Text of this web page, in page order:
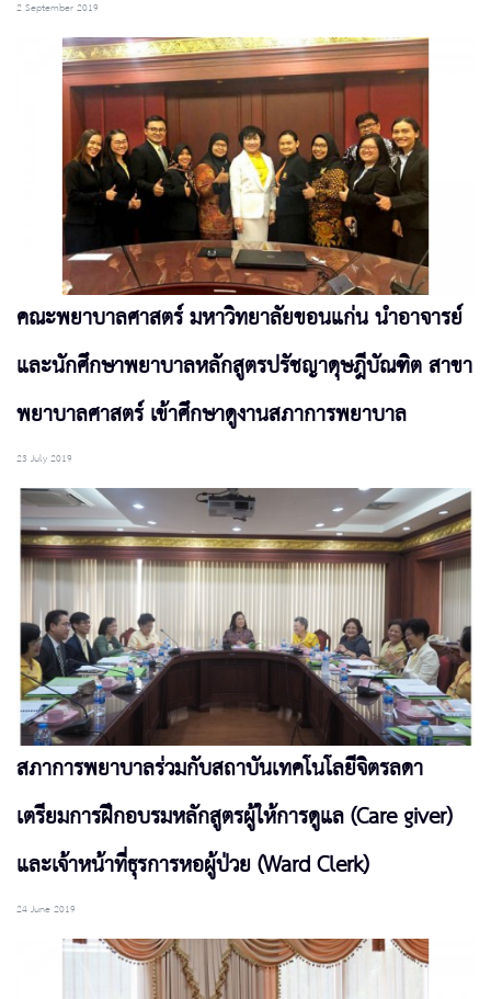
2 September 2019
คณะพยาบาลศาสตร์ มหาวิทยาลัยขอนแก่น นำอาจารย์
และนักศึกษาพยาบาลหลักสูตรปรัชญาดุษฎีบัณฑิต สาขา
พยาบาลศาสตร์ เข้าศึกษาดูงานสภาการพยาบาล
23 July 2019
สภาการพยาบาลร่วมกับสถาบันเทคโนโลยีจิตรลดา
เตรียมการฝึกอบรมหลักสูตรผู้ให้การดูแล (Care giver)
และเจ้าหน้าที่ธุรการหอผู้ป่วย (Ward Clerk)
24 June 2019